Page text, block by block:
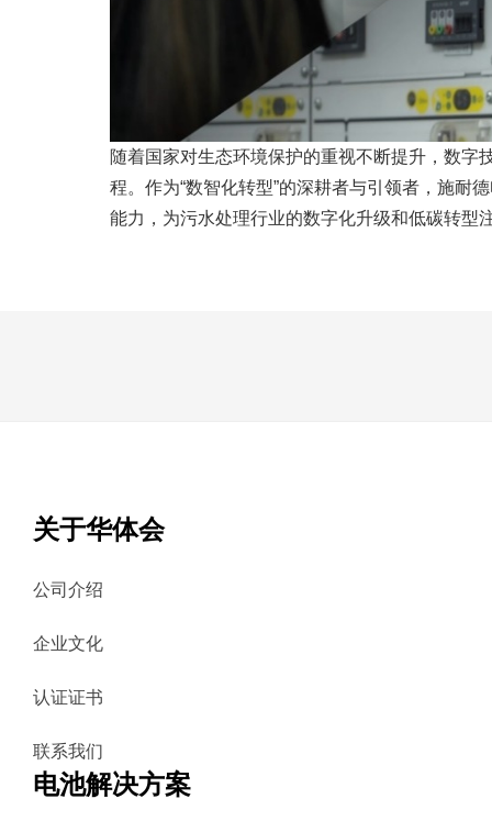
随着国家对生态环境保护的重视不断提升，数
程。作为“数智化转型”的深耕者与引领者，施耐
能力，为污水处理行业的数字化升级和低碳转型
关于华体会
公司介绍
企业文化
认证证书
联系我们
电池解决方案